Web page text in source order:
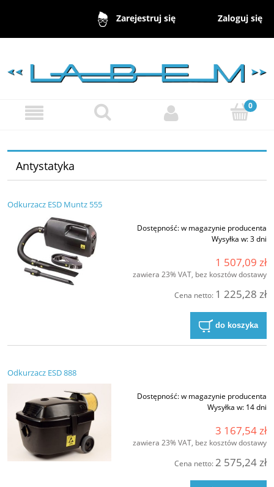
Zarejestruj się Zaloguj się
Antystatyka
Odkurzacz ESD Muntz 555
Dostępność:w magazynie producenta
Wysyłka w:3 dni
1 507,09 zł
zawiera 23% VAT, bez kosztów dostawy
Cena netto: 1 225,28 zł
do koszyka
Odkurzacz ESD 888
Dostępność:w magazynie producenta
Wysyłka w: 14 dni
3 167,54 zł
zawiera 23% VAT, bez kosztów dostawy
Cena netto: 2 575,24 zł